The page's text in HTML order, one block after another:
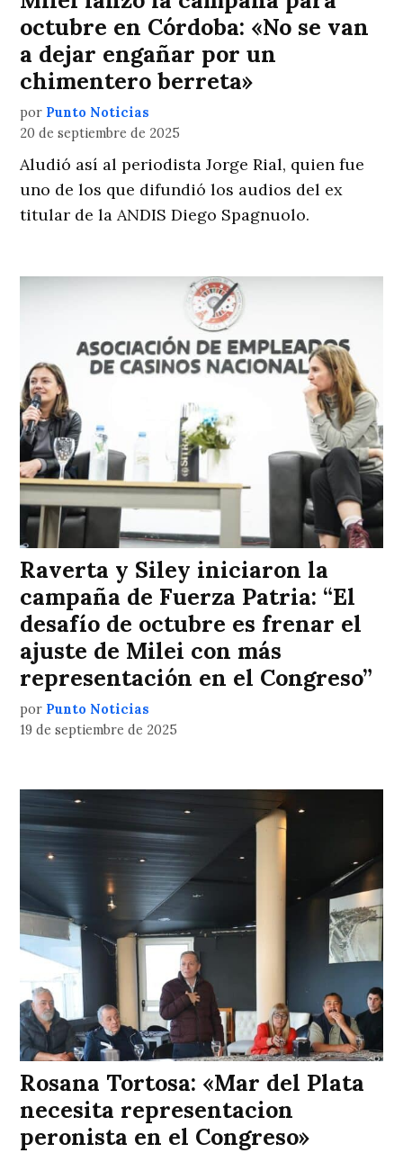
octubre en Córdoba: «No se van
a dejar engañar por un
chimentero berreta»
por Punto Noticias
20 de septiembre de 2025
Aludió así al periodista Jorge Rial, quien fue
uno de los que difundió los audios del ex
titular de la ANDIS Diego Spagnuolo.
Raverta y Siley iniciaron la
campaña de Fuerza Patria: “El
desafío de octubre es frenar el
ajuste de Milei con más
representación en el Congreso”
por Punto Noticias
19 de septiembre de 2025
Rosana Tortosa: «Mar del Plata
necesita representacion
peronista en el Congreso»